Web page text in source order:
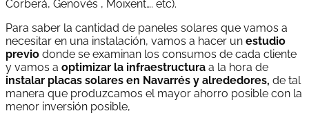
Corberá, Genovés , Moixent…. etc).
Para saber la cantidad de paneles solares que vamos a
necesitar en una instalación, vamos a hacer un estudio
previo donde se examinan los consumos de cada cliente
y vamos a optimizar la infraestructura a la hora de
instalar placas solares en Navarrés y alrededores, de tal
manera que produzcamos el mayor ahorro posible con la
menor inversión posible,